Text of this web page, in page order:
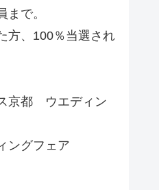
まで。
方、100％当選され
京都 ウエディン
ングフェア